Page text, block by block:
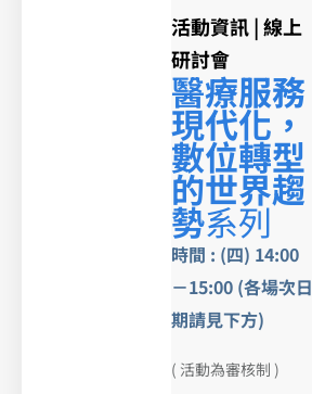
活動資訊 | 線上
研討會
醫療服務
現代化，
數位轉型
的世界趨
勢系列
時間 : (四) 14:00
－15:00 (各場次日
期請見下方)
( 活動為審核制 )